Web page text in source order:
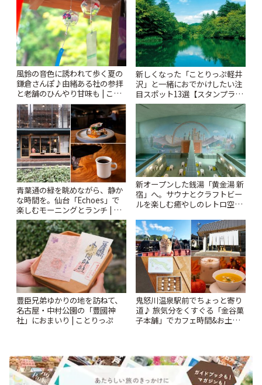
風鈴の音色に誘われて歩く夏の
鎌倉さんぽ♪由緒ある社の参拝
と老舗のひんやり甘味も | こと
りっぷ
新しくなった「ことりっぷ軽井
沢」と一緒におでかけしたい注
目スポット13選【スタンプラリ
ー開催中】 | ことりっぷ
青葉通の緑を眺めながら、静か
な時間を。仙台「Echoes」で
楽しむモーニングとランチ | こ
とりっぷ
新オープンした銭湯「黄金湯 新
宿」へ。サウナとクラフトビー
ルを楽しむ癒やしのレトロ空間
豊臣兄弟ゆかりの地を訪ねて、
名古屋・中村公園の「豊國神
社」におまいり | ことりっぷ
鬼怒川温泉駅前でちょっと寄り
道♪ 旅気分をくすぐる「金谷菓
子本舗」でカフェ時間&お土産